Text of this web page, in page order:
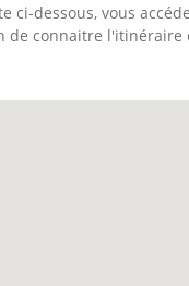
ci-dessous, vous
de connaitre l'itinéraire